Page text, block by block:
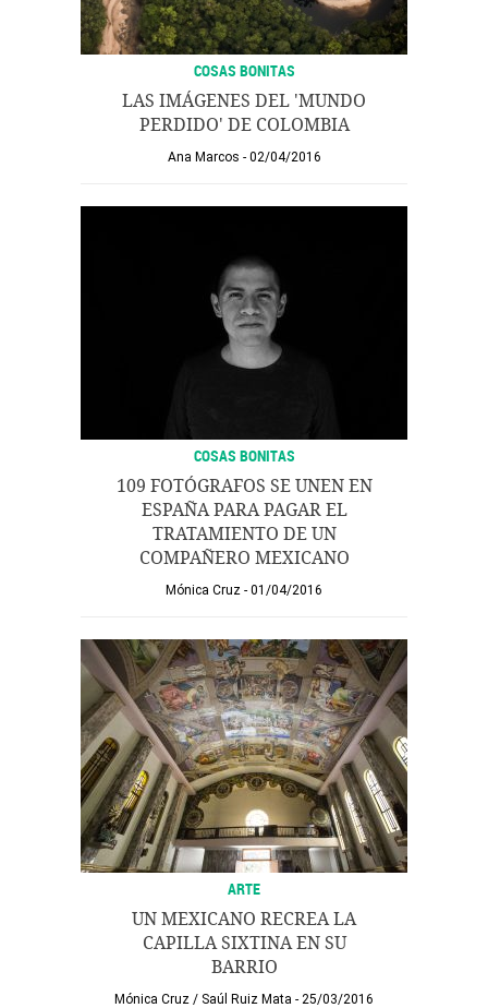
COSAS BONITAS
LAS IMÁGENES DEL 'MUNDO
PERDIDO' DE COLOMBIA
Ana Marcos 02/04/2016
COSAS BONITAS
109 FOTÓGRAFOS SE UNEN EN
ESPAÑA PARA PAGAR EL
TRATAMIENTO DE UN
COMPAÑERO MEXICANO
Mónica Cruz 01/04/2016
ARTE
UN MEXICANO RECREA LA
CAPILLA SIXTINA EN SU
BARRIO
Mónica Cruz / Saúl Ruiz Mata 25/03/2016